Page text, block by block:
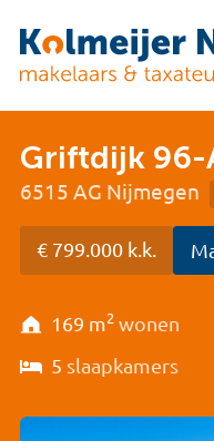
Griftdijk 96-
6515 AG Nijmegen
€ 799.000 k.k.
169 m2 wonen
5 slaapkamers